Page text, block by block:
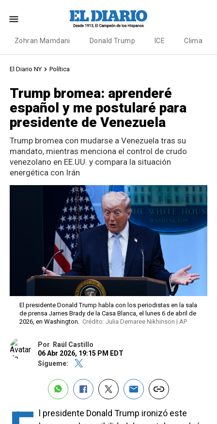
Zohran Mamdani Donald Trump ICE Clima
El Diario NY Política
Trump bromea: aprenderé
español y me postularé para
presidente de Venezuela
Trump bromea con mudarse a Venezuela tras su
mandato, mientras menciona el control de crudo
venezolano en EE.UU. y compara la situación
energética con Irán
El presidente Donald Trump habla con los periodistas en la sala
de prensa James Brady de la Casa Blanca, el lunes 6 de abril de
2026, en Washington. Crédito: Julia Demaree Nikhinson | AP
Por
Raúl Castillo
06 Abr 2026, 19:15 PM EDT
Sígueme:
l presidente Donald Trump ironizó este